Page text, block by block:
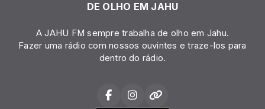
DE OLHO EM JAHU
A JAHU FM sempre trabalha de olho em Jahu.
Fazer uma rádio com nossos ouvintes e traze-los para
dentro do rádio.